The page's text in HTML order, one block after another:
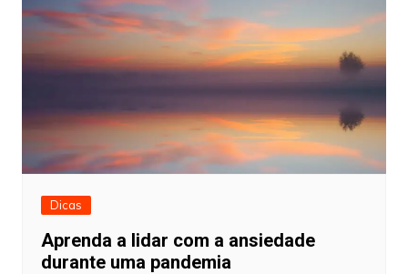
Dicas
Aprenda a lidar com a ansiedade
durante uma pandemia